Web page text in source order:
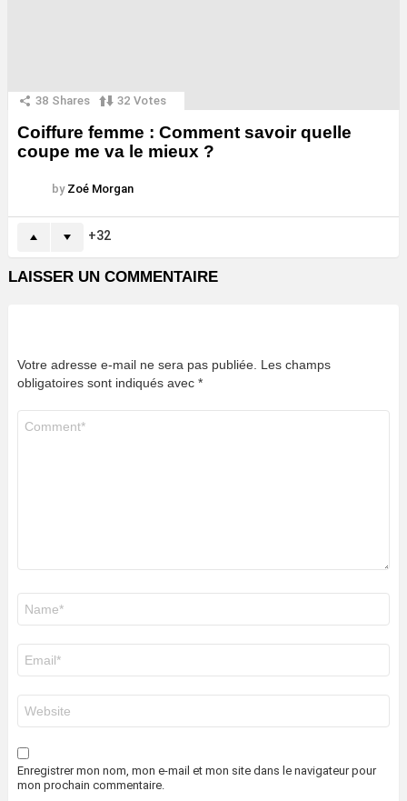
38 Shares 32 Votes
Coiffure femme : Comment savoir quelle
coupe me va le mieux ?
by Zoé Morgan
32
LAISSER UN COMMENTAIRE
Votre adresse e-mail ne sera pas publiée. Les champs
obligatoires sont indiqués avec *
mail
*
web
Enregistrer mon nom, mon e-mail et mon site dans le navigateur pour
mon prochain commentaire.